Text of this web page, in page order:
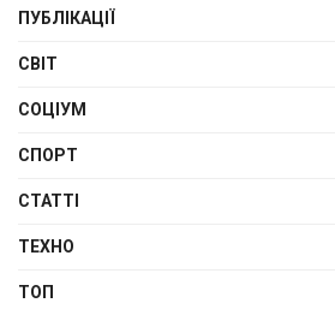
ПУБЛІКАЦІЇ
СВІТ
СОЦІУМ
СПОРТ
СТАТТІ
ТЕХНО
ТОП